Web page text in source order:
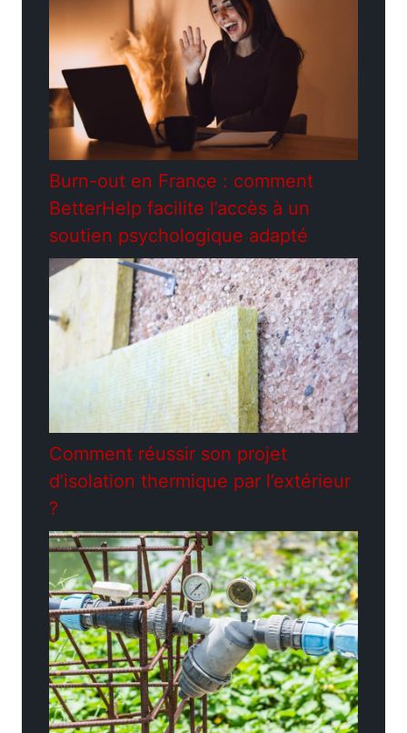
Burn-out en France : comment
BetterHelp facilite l’accès à un
soutien psychologique adapté
Comment réussir son projet
d’isolation thermique par l’extérieur
?